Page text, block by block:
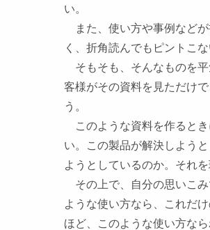
い。
また、使い方や事例などが
く、折角読んでもピントこ
そもそも、そんなものを平
客様がその資料を見ただけ
う。
このような資料を作るとき
い。この製品が解決しよう
ようとしているのか。それを
その上で、自分の思いこみ
ような使い方なら、これだ
ほど、このような使い方な